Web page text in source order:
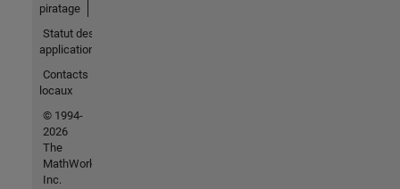
piratage
Statut des
applications
Contacts
locaux
© 1994-
2026
The
MathWorks,
Inc.